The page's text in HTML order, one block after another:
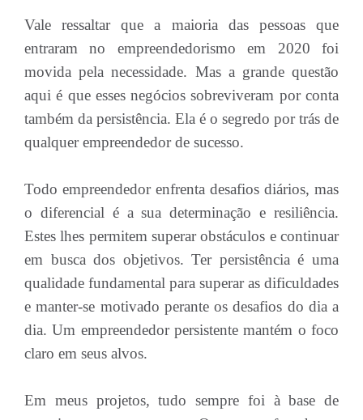
Vale ressaltar que a maioria das pessoas que
entraram no empreendedorismo em 2020 foi
movida pela necessidade. Mas a grande questão
aqui é que esses negócios sobreviveram por conta
também da persistência. Ela é o segredo por trás de
qualquer empreendedor de sucesso.
Todo empreendedor enfrenta desafios diários, mas
o diferencial é a sua determinação e resiliência.
Estes lhes permitem superar obstáculos e continuar
em busca dos objetivos. Ter persistência é uma
qualidade fundamental para superar as dificuldades
e manter-se motivado perante os desafios do dia a
dia. Um empreendedor persistente mantém o foco
claro em seus alvos.
Em meus projetos, tudo sempre foi à base de